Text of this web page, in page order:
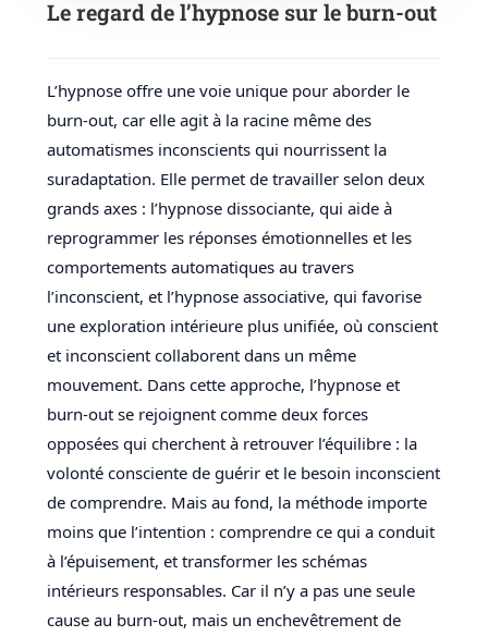
Le regard de l’hypnose sur le burn-out
L’hypnose offre une voie unique pour aborder le
burn-out, car elle agit à la racine même des
automatismes inconscients qui nourrissent la
suradaptation. Elle permet de travailler selon deux
grands axes : l’hypnose dissociante, qui aide à
reprogrammer les réponses émotionnelles et les
comportements automatiques au travers
l’inconscient, et l’hypnose associative, qui favorise
une exploration intérieure plus unifiée, où conscient
et inconscient collaborent dans un même
mouvement. Dans cette approche, l’hypnose et
burn-out se rejoignent comme deux forces
opposées qui cherchent à retrouver l’équilibre : la
volonté consciente de guérir et le besoin inconscient
de comprendre. Mais au fond, la méthode importe
moins que l’intention : comprendre ce qui a conduit
à l’épuisement, et transformer les schémas
intérieurs responsables. Car il n’y a pas une seule
cause au burn-out, mais un enchevêtrement de